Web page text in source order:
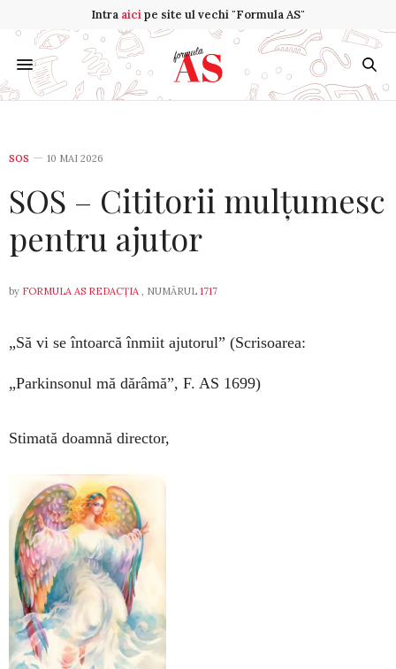
Intra aicipe site ul vechi "Formula AS"
SOS 10 MAI 2026
SOS – Cititorii mulțumesc
pentru ajutor
by FORMULA AS REDACȚIA , NUMĂRUL 1717
„Să vi se întoarcă înmiit ajutorul” (Scrisoarea:
„Parkinsonul mă dărâmă”, F. AS 1699)
Stimată doamnă director,